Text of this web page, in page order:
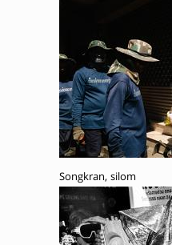
Songkran, silom